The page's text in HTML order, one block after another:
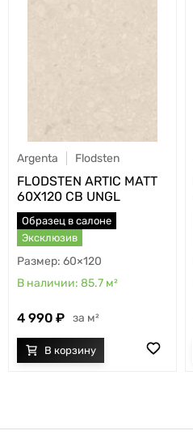
Argenta Flodsten
FLODSTEN ARTIC MATT
60X120 CB UNGL
Образец в салоне
Эксклюзив
60×120
85.7 м²
4 990 м²